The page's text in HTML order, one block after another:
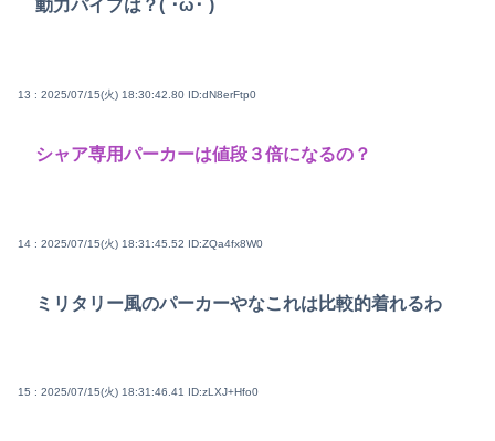
動力パイプは？(´･ω･`)
13 : 2025/07/15(火) 18:30:42.80 ID:dN8erFtp0
シャア専用パーカーは値段３倍になるの？
14 : 2025/07/15(火) 18:31:45.52 ID:ZQa4fx8W0
ミリタリー風のパーカーやなこれは比較的着れるわ
15 : 2025/07/15(火) 18:31:46.41 ID:zLXJ+Hfo0